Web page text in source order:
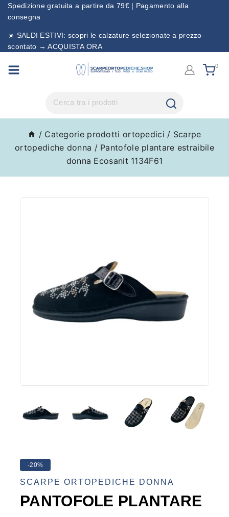
Spedizione gratuita a partire da 79€ | Pagamento alla
consegna
☀️ SALDI ESTIVI: scopri le calzature selezionate a prezzo
scontato → ACQUISTA ORA
0
/ Categorie prodotti ortopedici / Scarpe
ortopediche donna / Pantofole plantare estraibile
donna Ecosanit 1134F61
-20%
SCARPE ORTOPEDICHE DONNA
PANTOFOLE PLANTARE